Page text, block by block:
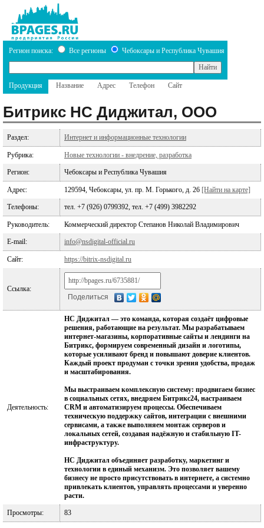
Регион поиска: Все регионы Чебоксары и Республика Чувашия
Продукция Название Адрес Телефон Сайт
Битрикс НС Диджитал, ООО
Раздел: Интернет и информационные технологии
Рубрика: Новые технологии - внедрение, разработка
Регион: Чебоксары и Республика Чувашия
Адрес: 129594, Чебоксары, ул. пр. М. Горького, д. 26 [Найти на карте]
Телефоны: тел. +7 (926) 0799392, тел. +7 (499) 3982292
Руководитель: Коммерческий директор Степанов Николай Владимирович
E-mail: info@nsdigital-official.ru
Сайт: https://bitrix-nsdigital.ru
Ссылка:
Поделиться
Деятельность:
НС Диджитал — это команда, которая создаёт цифровые
решения, работающие на результат. Мы разрабатываем
интернет-магазины, корпоративные сайты и лендинги на
Битрикс, формируем современный дизайн и логотипы,
которые усиливают бренд и повышают доверие клиентов.
Каждый проект продуман с точки зрения удобства, продаж
и масштабирования.
Мы выстраиваем комплексную систему: продвигаем бизнес
в социальных сетях, внедряем Битрикс24, настраиваем
CRM и автоматизируем процессы. Обеспечиваем
техническую поддержку сайтов, интеграции с внешними
сервисами, а также выполняем монтаж серверов и
локальных сетей, создавая надёжную и стабильную IT-
инфраструктуру.
НС Диджитал объединяет разработку, маркетинг и
технологии в единый механизм. Это позволяет вашему
бизнесу не просто присутствовать в интернете, а системно
привлекать клиентов, управлять процессами и уверенно
расти.
Просмотры: 83